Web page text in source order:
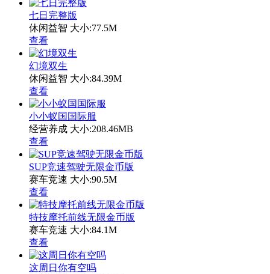
七日完整版
休闲益智 大小:77.5M
查看
幻境双生
休闲益智 大小:84.39M
查看
小小蚁国国际服
经营养成 大小:208.46MB
查看
SUP竞速驾驶无限金币版
赛车竞速 大小:90.5M
查看
特技摩托前线无限金币版
赛车竞速 大小:84.1M
查看
这周日你有空吗